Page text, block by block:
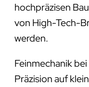
hochpräzisen
von High-Tech-
werden.
Feinmechanik
Präzision auf